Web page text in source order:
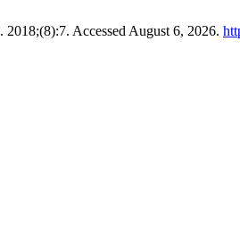
. 2018;(8):7. Accessed August 6, 2026.